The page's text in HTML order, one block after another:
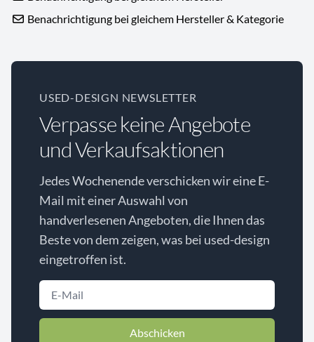
Benachrichtigung bei gleichem Hersteller & Kategorie
USED-DESIGN NEWSLETTER
Verpasse keine Angebote
und Verkaufsaktionen
Jedes Wochenende verschicken wir eine E-
Mail mit einer Auswahl von
handverlesenen Angeboten, die Ihnen das
Beste von dem zeigen, was bei used-design
eingetroffen ist.
Abschicken